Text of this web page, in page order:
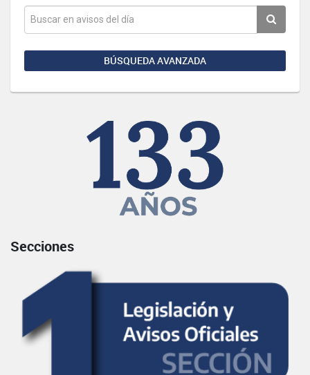
BÚSQUEDA AVANZADA
Secciones